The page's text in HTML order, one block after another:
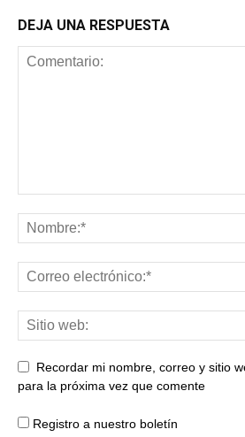
DEJA UNA RESPUESTA
Recordar mi nombre, correo y sitio
para la próxima vez que comente
Registro a nuestro boletín